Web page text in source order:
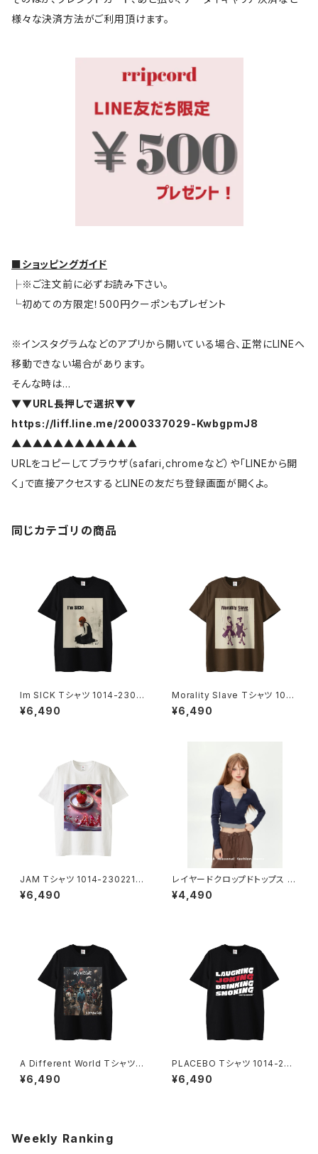
様々な決済方法がご利用頂けます。
■ショッピングガイド
├※ご注文前に必ずお読み下さい。
└初めての方限定！500円クーポンもプレゼント
※インスタグラムなどのアプリから開いている場合、正常にLINEへ
移動できない場合があります。
そんな時は…
▼▼URL長押しで選択▼▼
https://liff.line.me/2000337029-KwbgpmJ8
▲▲▲▲▲▲▲▲▲▲▲▲
URLをコピーしてブラウザ（safari,chromeなど）や「LINEから開
く」で直接アクセスするとLINEの友だち登録画面が開くよ。
同じカテゴリの商品
Im SICK Tシャツ 1014-2302
21232
¥6,490
Morality Slave Tシャツ 1014
-230221229
¥6,490
JAM Tシャツ 1014-2302212
25
¥6,490
レイヤードクロップドトップス 10
13-240905015
¥4,490
A Different World Tシャツ 1
014-230221222
¥6,490
PLACEBO Tシャツ 1014-230
221209
¥6,490
Weekly Ranking